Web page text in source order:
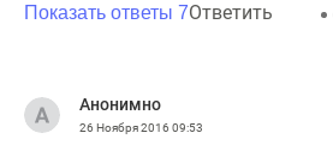
Показать ответы 7Ответить
Анонимно
26 Ноября 2016 09:53